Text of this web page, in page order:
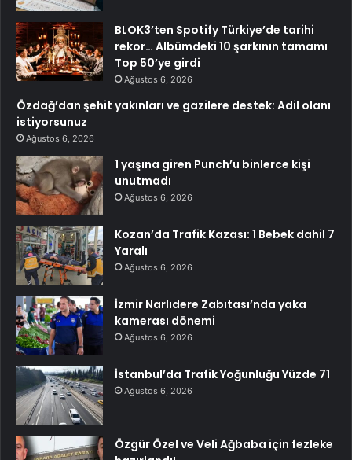
BLOK3’ten Spotify Türkiye’de tarihi
rekor… Albümdeki 10 şarkının tamamı
Top 50’ye girdi
Ağustos 6, 2026
Özdağ’dan şehit yakınları ve gazilere destek: Adil olanı
istiyorsunuz
Ağustos 6, 2026
1 yaşına giren Punch’u binlerce kişi
unutmadı
Ağustos 6, 2026
Kozan’da Trafik Kazası: 1 Bebek dahil 7
Yaralı
Ağustos 6, 2026
İzmir Narlıdere Zabıtası’nda yaka
kamerası dönemi
Ağustos 6, 2026
İstanbul’da Trafik Yoğunluğu Yüzde 71
Ağustos 6, 2026
Özgür Özel ve Veli Ağbaba için fezleke